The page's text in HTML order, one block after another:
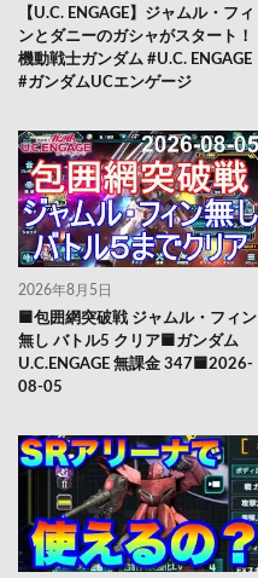
【U.C. ENGAGE】ジャムル・フィ
ンとダニーのガシャがスタート！
機動戦士ガンダム #U.C. ENGAGE
#ガンダムUCエンゲージ
2026年8月5日
🟦包囲網突破戦 ジャムル・フィン
無し バトル5 クリア🟦ガンダム
U.C.ENGAGE 無課金 347🟦2026-
08-05